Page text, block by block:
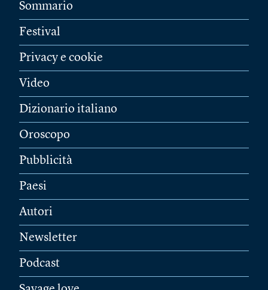
Sommario
Festival
Privacy e cookie
Video
Dizionario italiano
Oroscopo
Pubblicità
Paesi
Autori
Newsletter
Podcast